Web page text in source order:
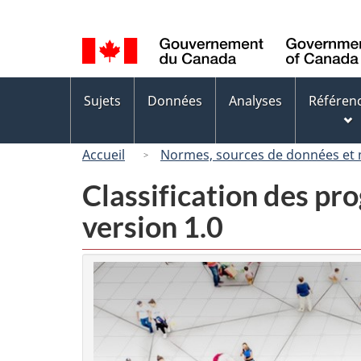
de
la
langue
des
Sujets Données Analyses
Accueil Normes, sources de données et
Classification des
version 1.0